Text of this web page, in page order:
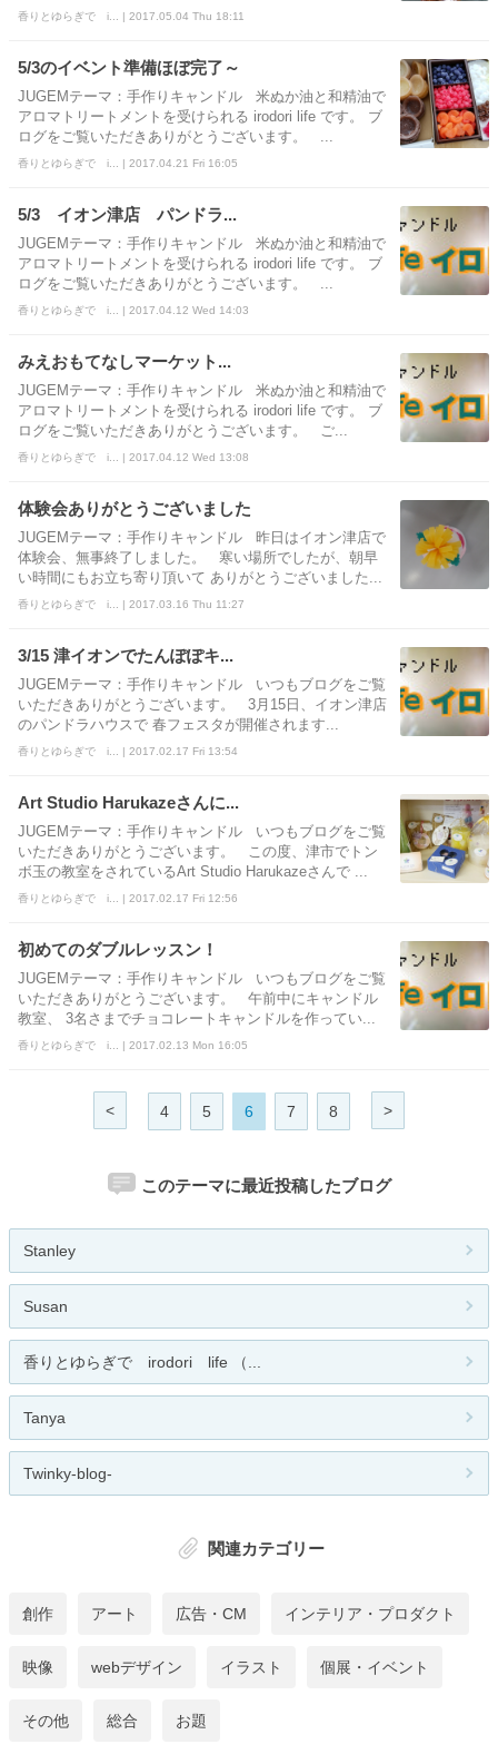
香りとゆらぎで i... | 2017.05.04 Thu 18:11
5/3のイベント準備ほぼ完了～
JUGEMテーマ：手作りキャンドル 米ぬか油と和精油で
アロマトリートメントを受けられる irodori life です。 ブ
ログをご覧いただきありがとうございます。 ...
香りとゆらぎで i... | 2017.04.21 Fri 16:05
5/3 イオン津店 パンドラ...
JUGEMテーマ：手作りキャンドル 米ぬか油と和精油で
アロマトリートメントを受けられる irodori life です。 ブ
ログをご覧いただきありがとうございます。 ...
香りとゆらぎで i... | 2017.04.12 Wed 14:03
みえおもてなしマーケット...
JUGEMテーマ：手作りキャンドル 米ぬか油と和精油で
アロマトリートメントを受けられる irodori life です。 ブ
ログをご覧いただきありがとうございます。 ご...
香りとゆらぎで i... | 2017.04.12 Wed 13:08
体験会ありがとうございました
JUGEMテーマ：手作りキャンドル 昨日はイオン津店で
体験会、無事終了しました。 寒い場所でしたが、朝早
い時間にもお立ち寄り頂いて ありがとうございました...
香りとゆらぎで i... | 2017.03.16 Thu 11:27
3/15 津イオンでたんぽぽキ...
JUGEMテーマ：手作りキャンドル いつもブログをご覧
いただきありがとうございます。 3月15日、イオン津店
のパンドラハウスで 春フェスタが開催されます...
香りとゆらぎで i... | 2017.02.17 Fri 13:54
Art Studio Harukazeさんに...
JUGEMテーマ：手作りキャンドル いつもブログをご覧
いただきありがとうございます。 この度、津市でトン
ボ玉の教室をされているArt Studio Harukazeさんで ...
香りとゆらぎで i... | 2017.02.17 Fri 12:56
初めてのダブルレッスン！
JUGEMテーマ：手作りキャンドル いつもブログをご覧
いただきありがとうございます。 午前中にキャンドル
教室、 3名さまでチョコレートキャンドルを作ってい...
香りとゆらぎで i... | 2017.02.13 Mon 16:05
< 4 5 6 7 8 >
このテーマに最近投稿したブログ
Stanley
Susan
香りとゆらぎで irodori life （...
Tanya
Twinky-blog-
関連カテゴリー
創作 アート 広告・CM インテリア・プロダクト
映像 webデザイン イラスト 個展・イベント
その他 総合 お題